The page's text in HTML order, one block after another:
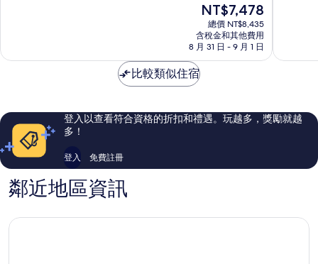
尼
夠
評
論
現
在
價
格
為
NT$7,478
總價 NT$8,435
含稅金和其他費用
8 月 31 日 - 9 月 1 日
極
評
論
比較類似住宿
登入以查看符合資格的折扣和禮遇。玩越多，獎勵就越
多！
登入 免費註冊
鄰近地區資訊